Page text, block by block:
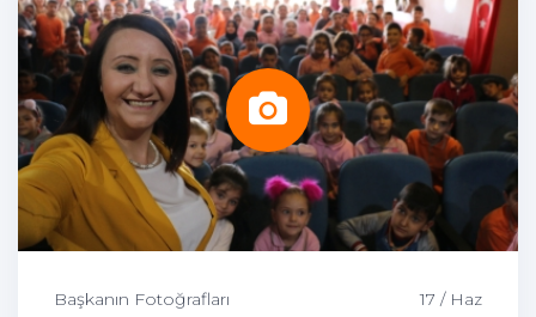
Başkanın Fotoğrafları 17 / Haz